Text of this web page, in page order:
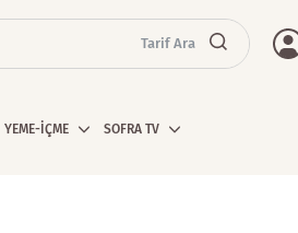
Tarif Ara
YEME-İÇME SOFRA TV